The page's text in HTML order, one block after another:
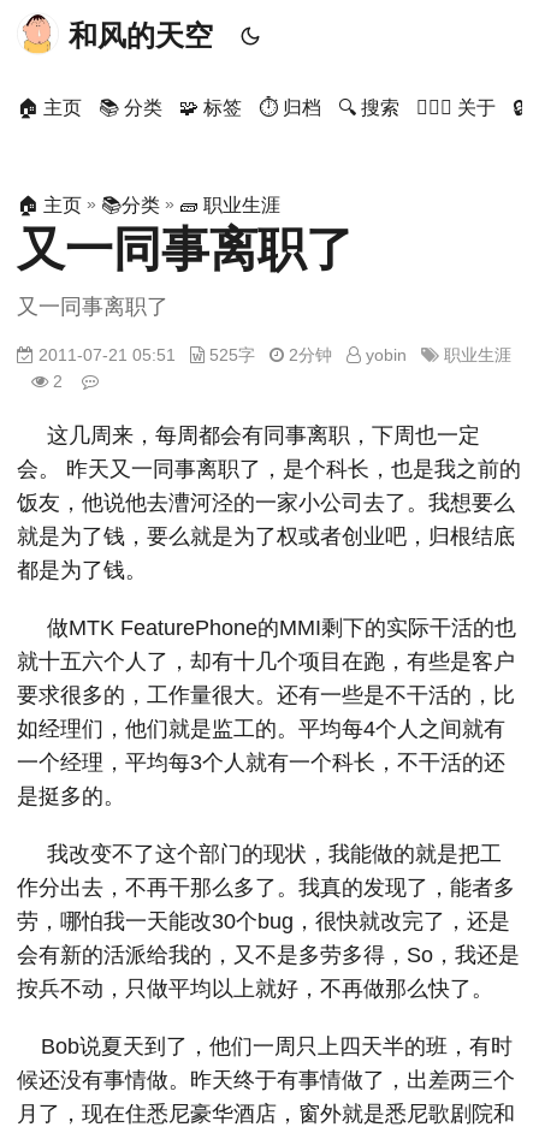
和风的天空
🏠 主页 📚 分类 🧩 标签 ⏱ 归档 🔍 搜索 🙋🏻‍♂️ 关于 🔒
🏠 主页 » 📚分类 » 🧱 职业生涯
又一同事离职了
又一同事离职了
2011-07-21 05:51 525字 2分钟 yobin
职业生涯
2
这几周来，每周都会有同事离职，下周也一定
会。 昨天又一同事离职了，是个科长，也是我之前的
饭友，他说他去漕河泾的一家小公司去了。我想要么
就是为了钱，要么就是为了权或者创业吧，归根结底
都是为了钱。
做MTK FeaturePhone的MMI剩下的实际干活的也
就十五六个人了，却有十几个项目在跑，有些是客户
要求很多的，工作量很大。还有一些是不干活的，比
如经理们，他们就是监工的。平均每4个人之间就有
一个经理，平均每3个人就有一个科长，不干活的还
是挺多的。
我改变不了这个部门的现状，我能做的就是把工
作分出去，不再干那么多了。我真的发现了，能者多
劳，哪怕我一天能改30个bug，很快就改完了，还是
会有新的活派给我的，又不是多劳多得，So，我还是
按兵不动，只做平均以上就好，不再做那么快了。
Bob说夏天到了，他们一周只上四天半的班，有时
候还没有事情做。昨天终于有事情做了，出差两三个
月了，现在住悉尼豪华酒店，窗外就是悉尼歌剧院和